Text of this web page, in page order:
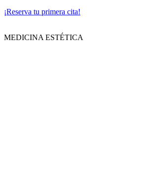
¡Reserva tu primera cita!
MEDICINA ESTÉTICA